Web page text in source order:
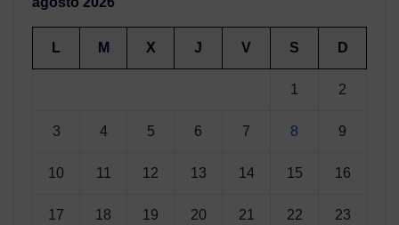
L M X J V S D
1 2
3 4 5 6 7 8 9
10 11 12 13 14 15 16
17 18 19 20 21 22 23